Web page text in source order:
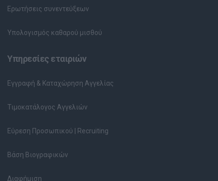
Ερωτήσεις συνεντεύξεων
Υπολογισμός καθαρού μισθού
Υπηρεσίες εταιριών
Εγγραφή & Καταχώρηση Αγγελίας
Τιμοκατάλογος Αγγελιών
Εύρεση Προσωπικού | Recruiting
Βάση Βιογραφικών
Διαφήμιση